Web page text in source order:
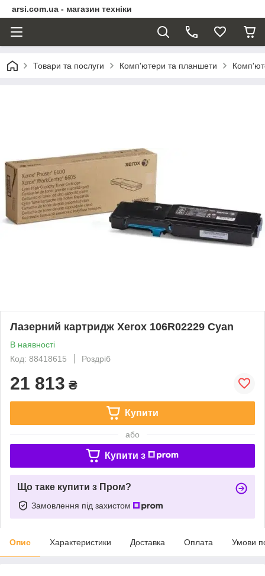
arsi.com.ua - магазин техніки
Товари та послуги Комп'ютери та планшети
Лазерний картридж Xerox 106R02229 Cyan
В наявності
Код: 88418615
Роздріб
21 813 ₴
Купити
або
Купити з
Що таке купити з Пром?
Замовлення під захистом
Опис Характеристики Доставка Оплата Умови